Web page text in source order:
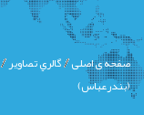
صفحه ی اصلی گالري تصاوير
(بندرعباس)